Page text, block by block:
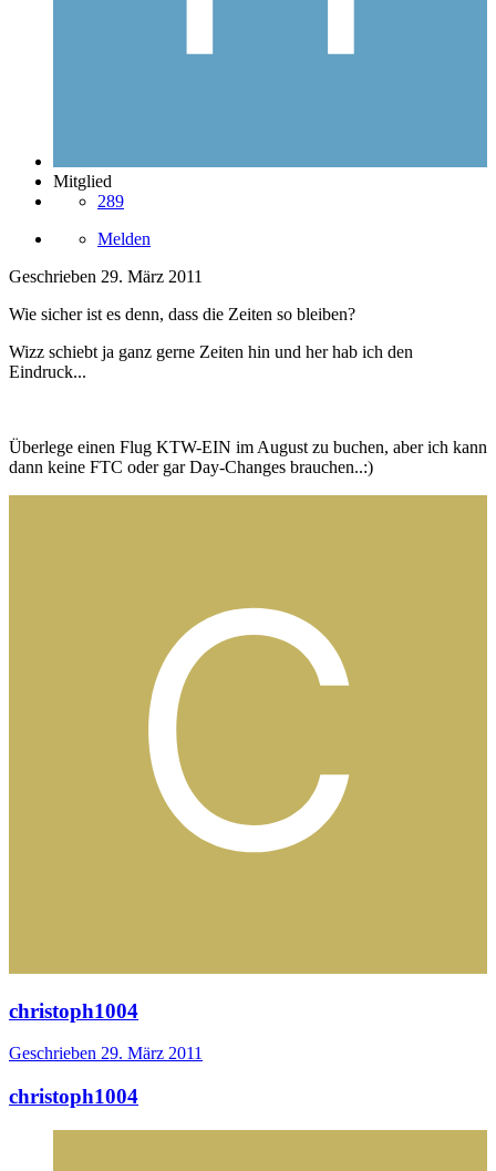
Mitglied
289
Melden
Geschrieben 29. März 2011
Wie sicher ist es denn, dass die Zeiten so bleiben?
Wizz schiebt ja ganz gerne Zeiten hin und her hab ich den
Eindruck...
Überlege einen Flug KTW-EIN im August zu buchen, aber ich kann
dann keine FTC oder gar Day-Changes brauchen..:)
christoph1004
Geschrieben 29. März 2011
christoph1004